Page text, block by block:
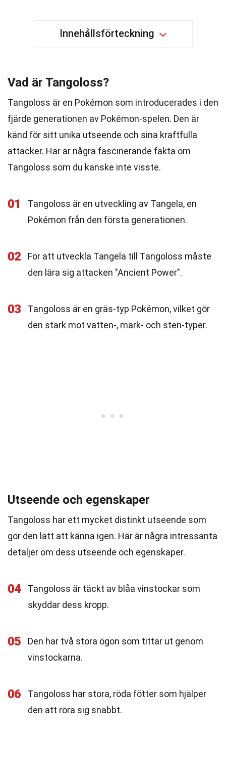
Innehållsförteckning
Vad är Tangoloss?
Tangoloss är en Pokémon som introducerades i den
fjärde generationen av Pokémon-spelen. Den är
känd för sitt unika utseende och sina kraftfulla
attacker. Här är några fascinerande fakta om
Tangoloss som du kanske inte visste.
01
Tangoloss är en utveckling av Tangela, en
Pokémon från den första generationen.
02
För att utveckla Tangela till Tangoloss måste
den lära sig attacken "Ancient Power".
03
Tangoloss är en gräs-typ Pokémon, vilket gör
den stark mot vatten-, mark- och sten-typer.
Utseende och egenskaper
Tangoloss har ett mycket distinkt utseende som
gör den lätt att känna igen. Här är några intressanta
detaljer om dess utseende och egenskaper.
04
Tangoloss är täckt av blåa vinstockar som
skyddar dess kropp.
05
Den har två stora ögon som tittar ut genom
vinstockarna.
06
Tangoloss har stora, röda fötter som hjälper
den att röra sig snabbt.